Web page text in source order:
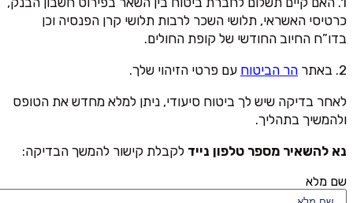
כרטיסי האשראי, תלושי השכר לרבות תלושי קרן הפנסיה וכן
בדו”ח החיוב החודשי של קופת החולים.
2. באתר
הר הביטוח עם פרטי הזיהוי שלך.
לאחר בדיקה שיש לך ביטוח סיעודי, ניתן למלא מחדש את הטופס
ולהמשיך בתהליך.
נא להשאיר מספר טלפון נייד לקבלת קישור להמשך הבדיקה:
שם מלא